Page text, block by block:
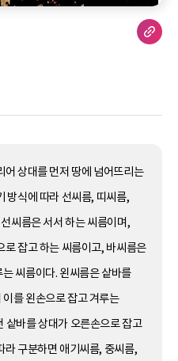
어 상대를 먼저 땅에 넘어뜨리는
방식에 따라 선씨름, 띠씨름,
씨름은 서서 하는 씨름이며,
로 잡고 하는 씨름이고, 바씨름은
씨름이다. 왼씨름은 샅바를
를 왼손으로 잡고 겨루는
샅바를 상대가 오른손으로 잡고
라 구분하면 애기씨름, 중씨름,